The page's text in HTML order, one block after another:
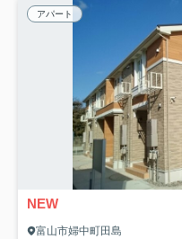
アパート
NEW
富山市婦中町田島